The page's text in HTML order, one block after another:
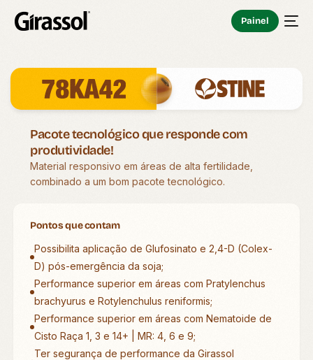
Painel
Pacote tecnológico que responde com
produtividade!
Material responsivo em áreas de alta fertilidade,
combinado a um bom pacote tecnológico.
Pontos que contam
Possibilita aplicação de Glufosinato e 2,4-D (Colex-
D) pós-emergência da soja;
Performance superior em áreas com Pratylenchus
brachyurus e Rotylenchulus reniformis;
Performance superior em áreas com Nematoide de
Cisto Raça 1, 3 e 14+ | MR: 4, 6 e 9;
Ter segurança de performance da Girassol